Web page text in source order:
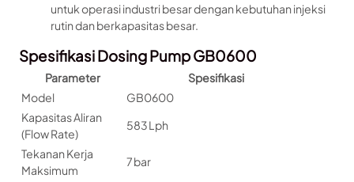
untuk operasi industri besar dengan kebutuhan injeksi
rutin dan berkapasitas besar.
Spesifikasi Dosing Pump GB0600
Parameter
Spesifikasi
Model
GB0600
Kapasitas Aliran
(Flow Rate)
583 Lph
Tekanan Kerja
Maksimum
7 bar